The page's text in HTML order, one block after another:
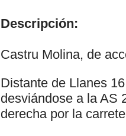
Descripción:
Castru Molina, de
Distante de Llanes
desviándose a la AS
derecha por la